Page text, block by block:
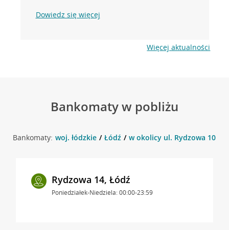
Dowiedz się więcej
Więcej aktualności
Bankomaty w pobliżu
Bankomaty: woj. łódzkie Łódź w okolicy ul. Rydzowa 10 ,
Rydzowa 14, Łódź
Poniedziałek-Niedziela: 00:00-23:59